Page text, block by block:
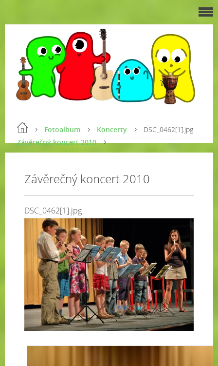
Fotoalbum
Koncerty
Závěrečný koncert 2010
DSC_0462[1].jpg
Závěrečný koncert 2010
DSC_0462[1].jpg